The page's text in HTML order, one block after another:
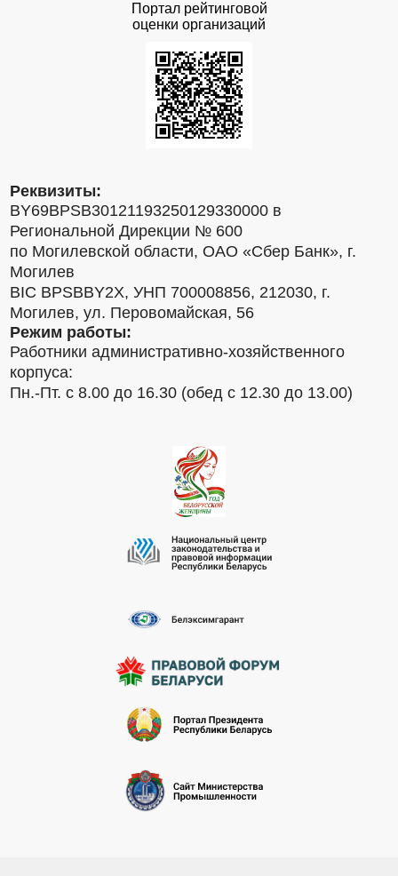
Портал рейтинговой
оценки организаций
Реквизиты:
BY69BPSB30121193250129330000 в
Региональной Дирекции № 600
по Могилевской области, ОАО «Сбер Банк», г.
Могилев
BIC BPSBBY2X, УНП 700008856, 212030, г.
Могилев, ул. Перовомайская, 56
Режим работы:
Работники административно-хозяйственного
корпуса:
Пн.-Пт. с 8.00 до 16.30 (обед с 12.30 до 13.00)